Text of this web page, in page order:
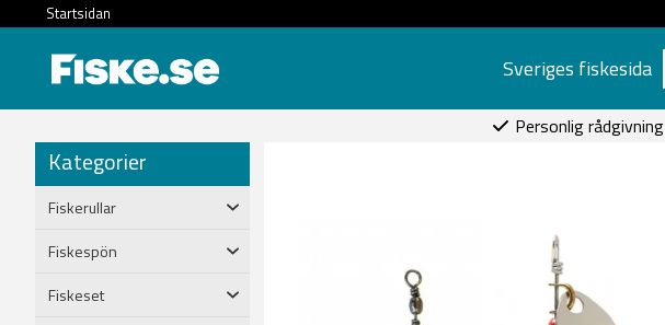
Startsidan
Sveriges fiskesida
Personlig rådgivning
Kategorier
Fiskerullar
Fiskespön
Fiskeset